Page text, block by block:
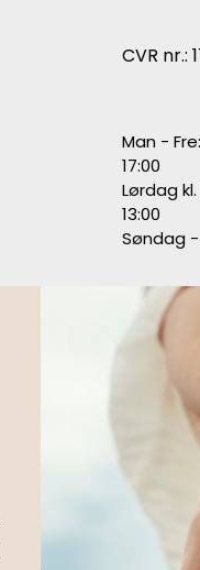
CVR nr.:
Man -
17:00
Lørdag
13:00
Søndag